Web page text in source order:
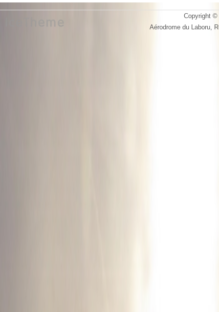
Copyright ©
Aérodrome du Laboru,